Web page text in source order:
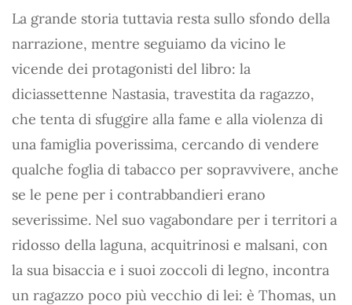
La grande storia tuttavia resta sullo sfondo della
narrazione, mentre seguiamo da vicino le
vicende dei protagonisti del libro: la
diciassettenne Nastasia, travestita da ragazzo,
che tenta di sfuggire alla fame e alla violenza di
una famiglia poverissima, cercando di vendere
qualche foglia di tabacco per sopravvivere, anche
se le pene per i contrabbandieri erano
severissime. Nel suo vagabondare per i territori a
ridosso della laguna, acquitrinosi e malsani, con
la sua bisaccia e i suoi zoccoli di legno, incontra
un ragazzo poco più vecchio di lei: è Thomas, un